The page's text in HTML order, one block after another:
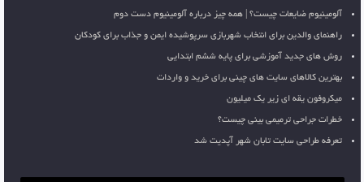
آلومینیوم ضایعات چیست؟ | همه چیز درباره آلومینیوم دست دوم
راهنمای والدین برای انتخاب شهربازی سرپوشیده ایمن و جذاب برای کودکان
روش های جدید آموزشی برای پایه ششم ابتدایی
بهترین کالاهای سایت های چینی برای خرید و واردات
میکروفون یقه ای زیر یک میلیون
خطرات جراحی ترمیمی بینی چیست؟
تعرفه طراحی سایت تابان شهر آپدیت شد